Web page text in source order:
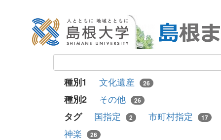
種別1 文化遺産 26
種別2 その他 26
タグ 国指定 2 市町村指定 17
神楽 26